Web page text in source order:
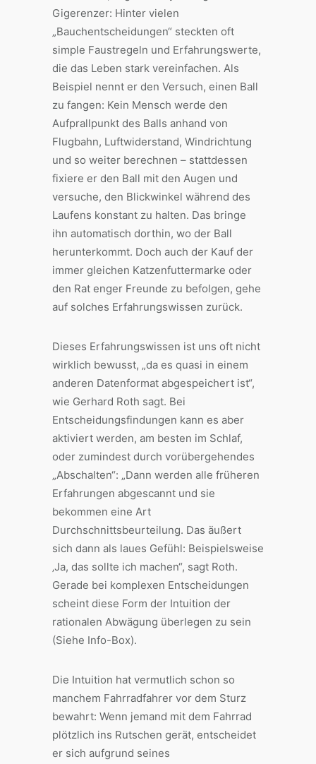
Gigerenzer: Hinter vielen
„Bauchentscheidungen“ steckten oft
simple Faustregeln und Erfahrungswerte,
die das Leben stark vereinfachen. Als
Beispiel nennt er den Versuch, einen Ball
zu fangen: Kein Mensch werde den
Aufprallpunkt des Balls anhand von
Flugbahn, Luftwiderstand, Windrichtung
und so weiter berechnen – stattdessen
fixiere er den Ball mit den Augen und
versuche, den Blickwinkel während des
Laufens konstant zu halten. Das bringe
ihn automatisch dorthin, wo der Ball
herunterkommt. Doch auch der Kauf der
immer gleichen Katzenfuttermarke oder
den Rat enger Freunde zu befolgen, gehe
auf solches Erfahrungswissen zurück.
Dieses Erfahrungswissen ist uns oft nicht
wirklich bewusst, „da es quasi in einem
anderen Datenformat abgespeichert ist“,
wie Gerhard Roth sagt. Bei
Entscheidungsfindungen kann es aber
aktiviert werden, am besten im Schlaf,
oder zumindest durch vorübergehendes
„Abschalten“: „Dann werden alle früheren
Erfahrungen abgescannt und sie
bekommen eine Art
Durchschnittsbeurteilung. Das äußert
sich dann als laues Gefühl: Beispielsweise
‚Ja, das sollte ich machen“, sagt Roth.
Gerade bei komplexen Entscheidungen
scheint diese Form der Intuition der
rationalen Abwägung überlegen zu sein
(Siehe Info-Box).
Die Intuition hat vermutlich schon so
manchem Fahrradfahrer vor dem Sturz
bewahrt: Wenn jemand mit dem Fahrrad
plötzlich ins Rutschen gerät, entscheidet
er sich aufgrund seines